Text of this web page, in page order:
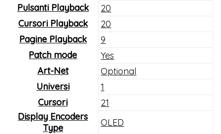
Pulsanti Playback
20
Cursori Playback
20
Pagine Playback
9
Patch mode
Yes
Art-Net
Optional
Universi
1
Cursori
21
Display Encoders
Type
OLED